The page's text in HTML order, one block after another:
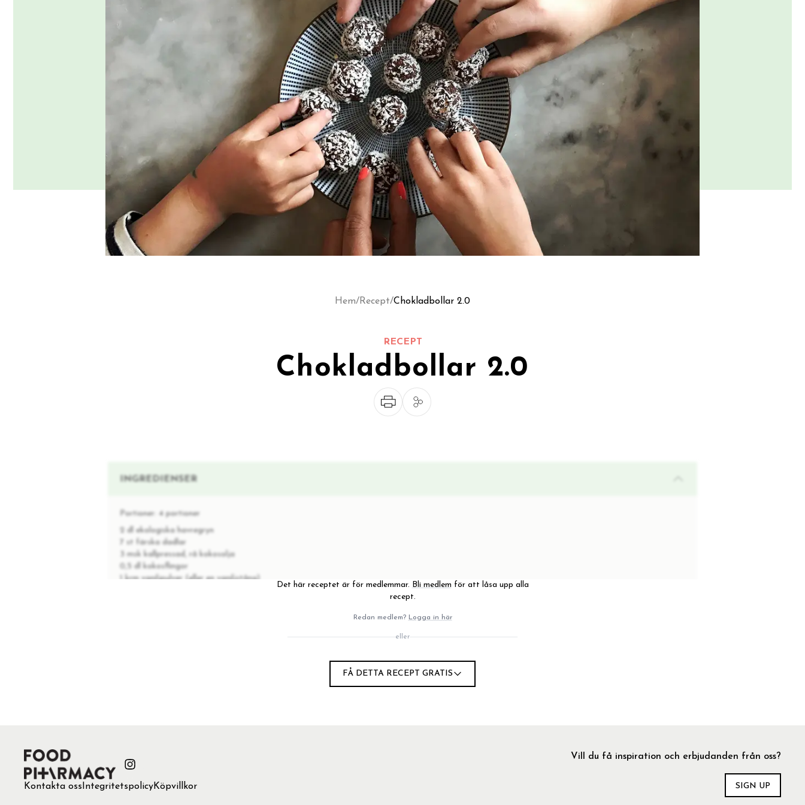
Hem/Recept/Chokladbollar 2.0
RECEPT
Chokladbollar 2.0
INGREDIENSER
Portioner: 4 portioner
2 dl ekologiska havregryn
7 st färska dadlar
3 msk kallpressad, rå kokosolja
0,5 dl kokosflingor
1 krm vaniljpulver (eller en vaniljstång)
Det här receptet är för medlemmar. Bli medlem för att låsa upp alla
recept.
Redan medlem? Logga in här
eller
FÅ DETTA RECEPT GRATIS
Kontakta oss IntegritetspolicyKöpvillkor
Vill du få inspiration och erbjudanden från oss?
SIGN UP